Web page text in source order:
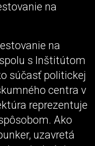
na
na
s Inštitútom
súčasť politickej
centra v
reprezentuje
Ako
uzavretá